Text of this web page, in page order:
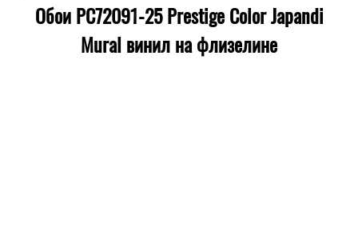
Обои PC72091-25 Prestige Color Japandi
Mural винил на флизелине